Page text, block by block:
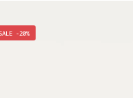
SALE -20%